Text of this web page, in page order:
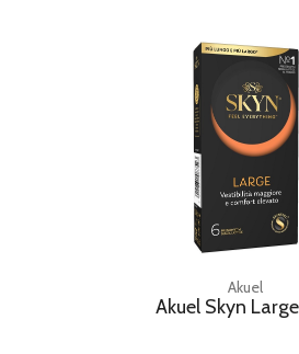
Akuel
Akuel Skyn